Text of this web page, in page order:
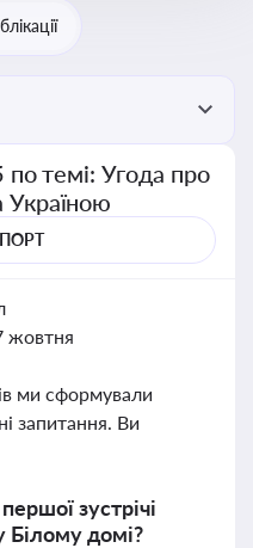
темі: Угода про
жовтня
ми сформували
запитання. Ви
зустрічі
Білому домі?